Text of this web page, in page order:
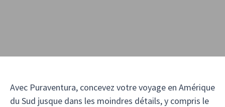
Avec Puraventura, concevez votre voyage en Amérique
du Sud jusque dans les moindres détails, y compris le